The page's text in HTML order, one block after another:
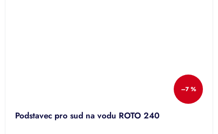
–7 %
Podstavec pro sud na vodu ROTO 240